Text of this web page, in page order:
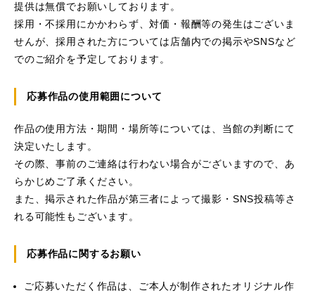
提供は無償でお願いしております。
採用・不採用にかかわらず、対価・報酬等の発生はございま
せんが、採用された方については店舗内での掲示やSNSなど
でのご紹介を予定しております。
応募作品の使用範囲について
作品の使用方法・期間・場所等については、当館の判断にて
決定いたします。
その際、事前のご連絡は行わない場合がございますので、あ
らかじめご了承ください。
また、掲示された作品が第三者によって撮影・SNS投稿等さ
れる可能性もございます。
応募作品に関するお願い
ご応募いただく作品は、ご本人が制作されたオリジナル作